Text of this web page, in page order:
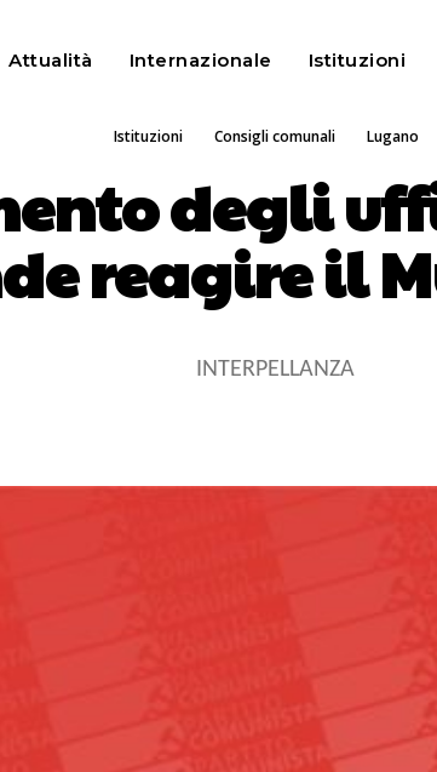
Attualità Internazionale Istituzioni
Istituzioni Consigli comunali Lugano
degli
reagire il
INTERPELLANZA